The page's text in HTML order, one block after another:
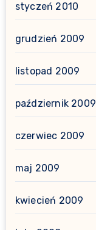
styczeń 2010
grudzień 2009
listopad 2009
październik 2009
czerwiec 2009
maj 2009
kwiecień 2009